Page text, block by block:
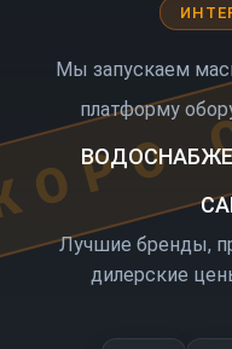
Мы запускаем
платформу
Лучшие бренды,
дилерские